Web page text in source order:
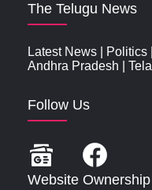
The Telugu News
Latest News Politics
Andhra Pradesh
Follow Us
Website Ownership